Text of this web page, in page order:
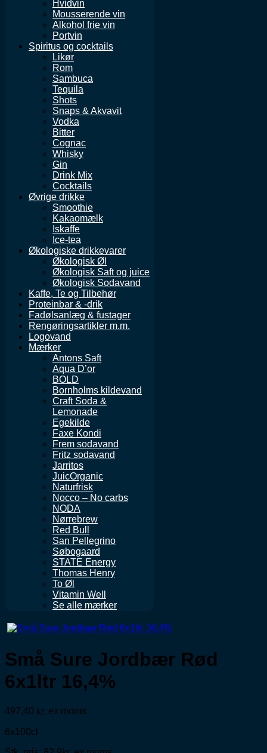
Hvidvin
Mousserende vin
Alkohol frie vin
Portvin
Spiritus og cocktails
Likør
Rom
Sambuca
Tequila
Shots
Snaps & Akvavit
Vodka
Bitter
Cognac
Whisky
Gin
Drink Mix
Cocktails
Øvrige drikke
Smoothie
Kakaomælk
Iskaffe
Ice-tea
Økologiske drikkevarer
Økologisk Øl
Økologisk Saft og juice
Økologisk Sodavand
Kaffe, Te og Tilbehør
Proteinbar & -drik
Fadølsanlæg & fustager
Rengøringsartikler m.m.
Logovand
Mærker
Antons Saft
Aqua D’or
BOLD
Bornholms kildevand
Craft Soda &
Lemonade
Egekilde
Faxe Kondi
Frem sodavand
Fritz sodavand
Jarritos
JuicOrganic
Naturfrisk
Nocco – No carbs
NODA
Nørrebrew
Red Bull
San Pellegrino
Søbogaard
STATE Energy
Thomas Henry
To Øl
Vitamin Well
Se alle mærker
Små Sure Jordbær Rød
6x1ltr 16,4%
497,40 kr. ex moms
6x100cl